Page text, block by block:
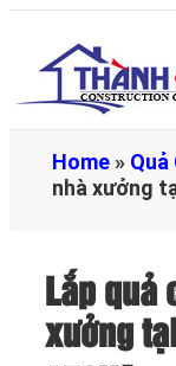
Home » Quả
nhà xưởng
Lắp quả
xưởng